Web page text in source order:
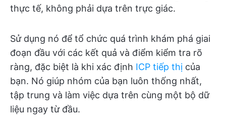
thực tế, không phải dựa trên trực giác.
Sử dụng nó để tổ chức quá trình khám phá giai
đoạn đầu với các kết quả và điểm kiểm tra rõ
ràng, đặc biệt là khi xác định ICP tiếp thị của
bạn. Nó giúp nhóm của bạn luôn thống nhất,
tập trung và làm việc dựa trên cùng một bộ dữ
liệu ngay từ đầu.